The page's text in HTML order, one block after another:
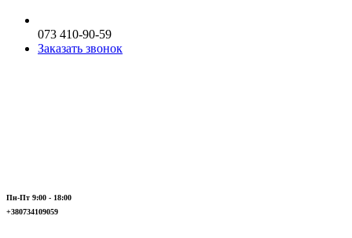
073 410-90-59
Заказать звонок
Пн-Пт 9:00 - 18:00
+380734109059